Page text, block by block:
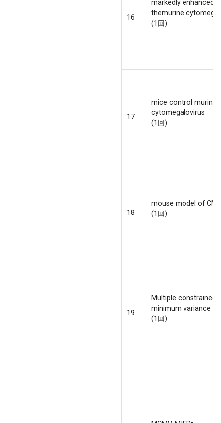
16
markedly enhanced
themurine
(1回)
17
mice control murine
cytomegalovirus
(1回)
18
mouse model of
(1回)
19
Multiple constrained
minimum variance
(1回)